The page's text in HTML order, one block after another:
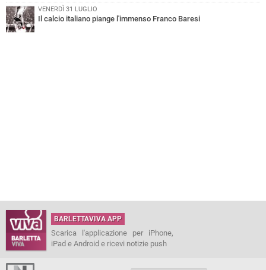
VENERDÌ 31 LUGLIO
Il calcio italiano piange l'immenso Franco Baresi
BARLETTAVIVA APP
Scarica l'applicazione per iPhone,
iPad e Android e ricevi notizie push